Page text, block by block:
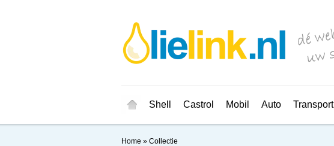
Shell Castrol Mobil Auto Transport
Home » Collectie